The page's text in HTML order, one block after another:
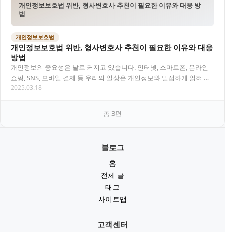
개인정보보호법 위반, 형사변호사 추천이 필요한 이유와 대응 방
법
개인정보보호법
개인정보보호법 위반, 형사변호사 추천이 필요한 이유와 대응
방법
개인정보의 중요성은 날로 커지고 있습니다. 인터넷, 스마트폰, 온라인
쇼핑, SNS, 모바일 결제 등 우리의 일상은 개인정보와 밀접하게 얽혀 있
으며, 개인정보 유출이나 무단 수집,…
2025.03.18
총 3편
블로그
홈
전체 글
태그
사이트맵
고객센터